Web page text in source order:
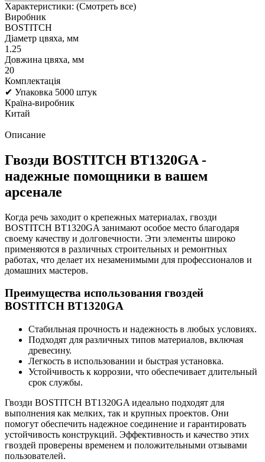
Характеристики: (Смотреть все)
Виробник
BOSTITCH
Діаметр цвяха, мм
1.25
Довжина цвяха, мм
20
Комплектація
✔ Упаковка 5000 штук
Країна-виробник
Китай
Описание
Гвозди BOSTITCH BT1320GA -
надежные помощники в вашем
арсенале
Когда речь заходит о крепежных материалах, гвозди
BOSTITCH BT1320GA занимают особое место благодаря
своему качеству и долговечности. Эти элементы широко
применяются в различных строительных и ремонтных
работах, что делает их незаменимыми для профессионалов и
домашних мастеров.
Преимущества использования гвоздей
BOSTITCH BT1320GA
Стабильная прочность и надежность в любых условиях.
Подходят для различных типов материалов, включая
древесину.
Легкость в использовании и быстрая установка.
Устойчивость к коррозии, что обеспечивает длительный
срок службы.
Гвозди BOSTITCH BT1320GA идеально подходят для
выполнения как мелких, так и крупных проектов. Они
помогут обеспечить надежное соединение и гарантировать
устойчивость конструкций. Эффективность и качество этих
гвоздей проверены временем и положительными отзывами
пользователей.